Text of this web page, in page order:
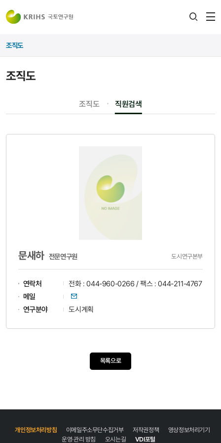
조직도
조직도
조직도 직원검색
문새하 전문연구원 도시연구본부
연락처
전화 : 044-960-0266 / 팩스 : 044-211-4767
메일
이메일
연구분야 도시계획
목록으로
개인정보처리방침 이메일주소무단수집거부 저작권정책
영상정보처리기기
운영·관리 방침
오시는길 VDI포털